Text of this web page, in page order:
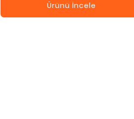
Ürünü İncele